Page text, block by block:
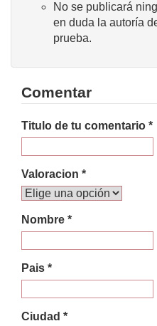
No se publicará
en duda la autoría
prueba.
Comentar
Titulo de tu comentario *
Valoracion *
Nombre *
Pais *
Ciudad *